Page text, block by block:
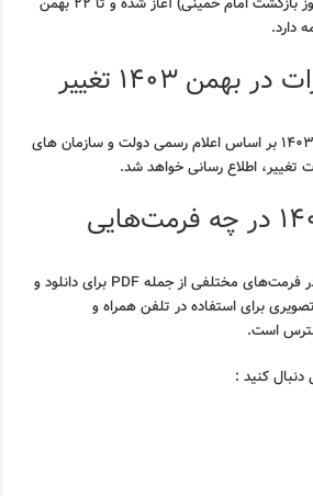
دارد.
ساعات کار ادارات در بهمن ۱۴۰۳ تغییر
ساعات کار ادارات در بهمن ۱۴۰۳ بر اساس اعلام رسمی دولت و سازمان های
تغییر، اطلاع رسانی خواهد شد.
تقویم بهمن ۱۴۰۳ در چه فرمت‌هایی
تقویم بهمن ۱۴۰۳ معمولاً در فرمت‌های مختلفی از جمله PDF برای دانلود و
برای استفاده در تلفن همراه و
است.
کنید :